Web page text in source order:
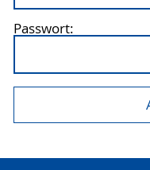
Passwort: